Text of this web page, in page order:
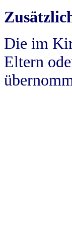
Die im
Eltern